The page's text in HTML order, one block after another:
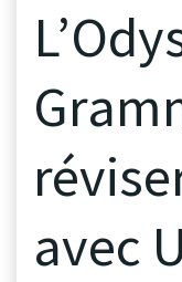
avec